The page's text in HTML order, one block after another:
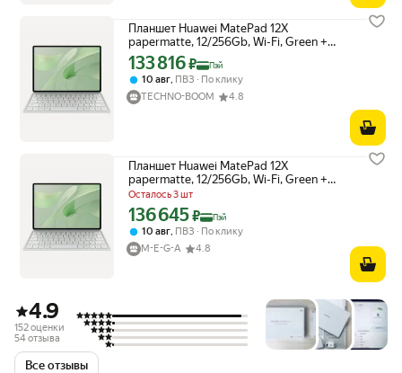
Планшет Huawei MatePad 12X
papermatte, 12/256Gb, Wi-Fi, Green +
keyboard
Цена с картой Яндекс Пэй 133816 ₽ вместо
133 816₽ Пэй
10 авг, ПВЗ
По клику
TECHNO-BOOM
4.8
Планшет Huawei MatePad 12X
papermatte, 12/256Gb, Wi-Fi, Green +
keyboard
Осталось 3 шт
Цена с картой Яндекс Пэй 136645 ₽ вместо
136 645₽ Пэй
10 авг ПВЗ
По клику
M-E-G-A
4.8
4.9
152 оценки
54 отзыва
Все отзывы